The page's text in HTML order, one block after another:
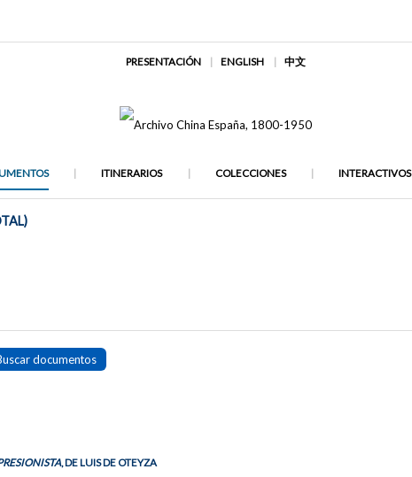
PRESENTACIÓN ENGLISH 中文
ITINERARIOS COLECCIONES INTERACTIVOS
documentos
, DE LUIS DE OTEYZA